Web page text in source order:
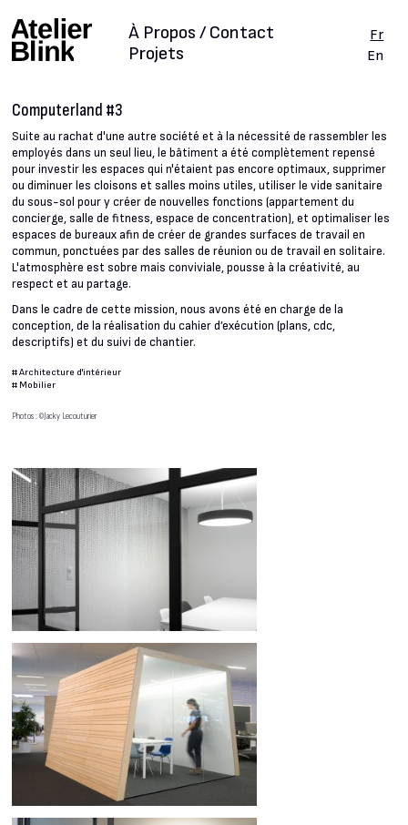
Projets
À Propos / Contact
Fr
En
Computerland #3
Suite au rachat d'une autre société et à la nécessité de rassembler les
employés dans un seul lieu, le bâtiment a été complètement repensé
pour investir les espaces qui n'étaient pas encore optimaux, supprimer
ou diminuer les cloisons et salles moins utiles, utiliser le vide sanitaire
du sous-sol pour y créer de nouvelles fonctions (appartement du
concierge, salle de fitness, espace de concentration), et optimaliser les
espaces de bureaux afin de créer de grandes surfaces de travail en
commun, ponctuées par des salles de réunion ou de travail en solitaire.
L'atmosphère est sobre mais conviviale, pousse à la créativité, au
respect et au partage.
Dans le cadre de cette mission, nous avons été en charge de la
conception, de la réalisation du cahier d’exécution (plans, cdc,
descriptifs) et du suivi de chantier.
#Architecture d'intérieur
# Mobilier
Photos : ©Jacky Lecouturier